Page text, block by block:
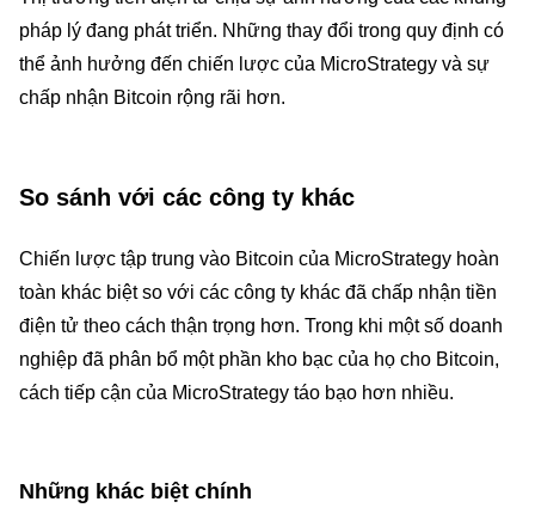
pháp lý đang phát triển. Những thay đổi trong quy định có
thể ảnh hưởng đến chiến lược của MicroStrategy và sự
chấp nhận Bitcoin rộng rãi hơn.
So sánh với các công ty khác
Chiến lược tập trung vào Bitcoin của MicroStrategy hoàn
toàn khác biệt so với các công ty khác đã chấp nhận tiền
điện tử theo cách thận trọng hơn. Trong khi một số doanh
nghiệp đã phân bổ một phần kho bạc của họ cho Bitcoin,
cách tiếp cận của MicroStrategy táo bạo hơn nhiều.
Những khác biệt chính